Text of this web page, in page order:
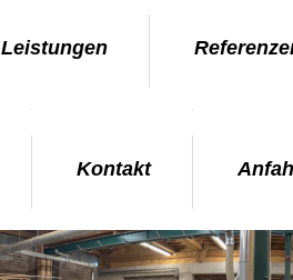
Leistungen
Kontakt